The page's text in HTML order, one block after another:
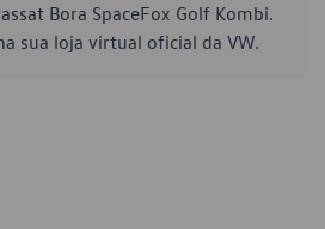
Bora SpaceFox Golf Kombi.
sua loja virtual oficial da VW.